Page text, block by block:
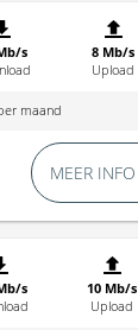
s
8 Mb/s
Upload
maand
MEER INFO
s
10 Mb/s
Upload